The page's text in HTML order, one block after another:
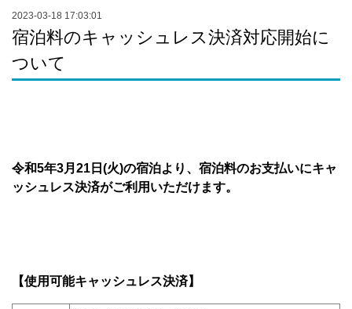
2023-03-18 17:03:01
宿泊料のキャッシュレス決済対応開始に
ついて
令和5年3月 21 日 (火)の宿泊より、宿泊料のお支払いにキャ
ッシュレス決済がご利用いただけます。
【使用可能キャッシュレス決済】